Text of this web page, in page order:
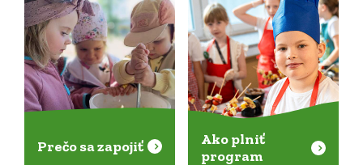
Prečo sa zapojiť
Ako plniť
program